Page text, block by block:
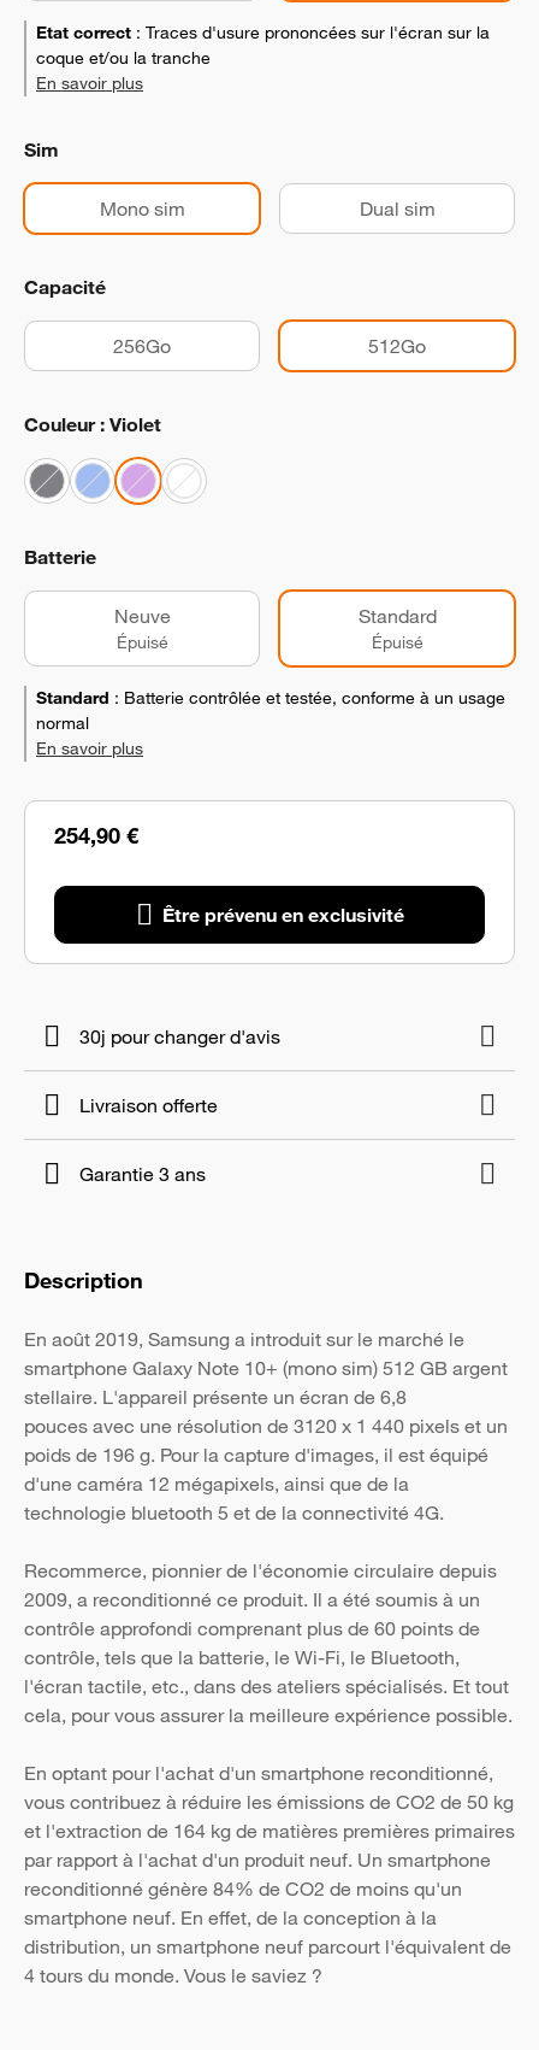
254,90 €
Être prévenu en exclusivité
Etat correct : Traces d'usure prononcées sur l'écran sur la
coque et/ou la tranche
En savoir plus
Sim
Mono sim Dual sim
Capacité
256Go 512Go
Couleur : Violet
Batterie
Neuve
Épuisé
Standard
Épuisé
Standard : Batterie contrôlée et testée, conforme à un usage
normal
En savoir plus
30j pour changer d'avis
Livraison offerte
Garantie 3 ans
Description
En août 2019, Samsung a introduit sur le marché le
smartphone Galaxy Note 10+ (mono sim) 512 GB argent
stellaire. L'appareil présente un écran de 6,8
pouces avec une résolution de 3120 x 1 440 pixels et un
poids de 196 g. Pour la capture d'images, il est équipé
d'une caméra 12 mégapixels, ainsi que de la
technologie bluetooth 5 et de la connectivité 4G.
Recommerce, pionnier de l'économie circulaire depuis
2009, a reconditionné ce produit. Il a été soumis à un
contrôle approfondi comprenant plus de 60 points de
contrôle, tels que la batterie, le Wi-Fi, le Bluetooth,
l'écran tactile, etc., dans des ateliers spécialisés. Et tout
cela, pour vous assurer la meilleure expérience possible.
En optant pour l'achat d'un smartphone reconditionné,
vous contribuez à réduire les émissions de CO2 de 50 kg
et l'extraction de 164 kg de matières premières primaires
par rapport à l'achat d'un produit neuf. Un smartphone
reconditionné génère 84% de CO2 de moins qu'un
smartphone neuf. En effet, de la conception à la
distribution, un smartphone neuf parcourt l'équivalent de
4 tours du monde. Vous le saviez ?